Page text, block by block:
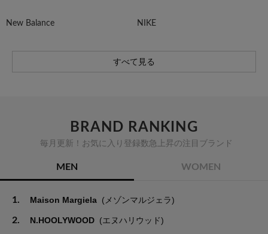
New Balance NIKE
すべて見る
BRAND RANKING
毎月更新！お気に入り登録数急上昇の注目ブランド
MEN WOMEN
1. Maison Margiela (メゾンマルジェラ)
2. N.HOOLYWOOD (エヌハリウッド)